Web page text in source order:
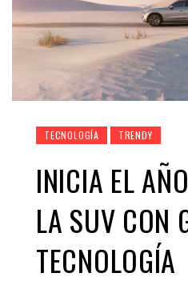
TECNOLOGÍA TRENDY
INICIA EL
LA SUV CON
TECNOLOGÍA